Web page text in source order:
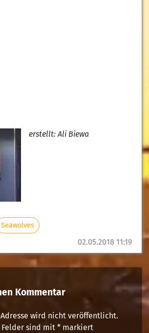
02.05.2018 11:19
erstellt: Ali Biewa
Seawolves
Kommentar
wird nicht veröffentlicht.
sind mit *markiert